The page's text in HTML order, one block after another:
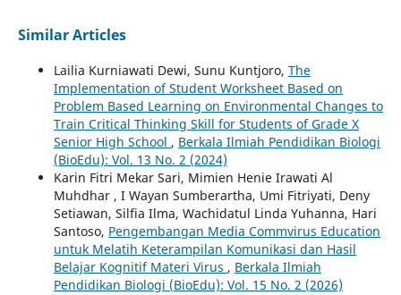
Similar Articles
Lailia Kurniawati Dewi, Sunu Kuntjoro, The
Implementation of Student Worksheet Based on
Problem Based Learning on Environmental Changes to
Train Critical Thinking Skill for Students of Grade X
Senior High School , Berkala Ilmiah Pendidikan Biologi
(BioEdu): Vol. 13 No. 2 (2024)
Karin Fitri Mekar Sari, Mimien Henie Irawati Al
Muhdhar , I Wayan Sumberartha, Umi Fitriyati, Deny
Setiawan, Silfia Ilma, Wachidatul Linda Yuhanna, Hari
Santoso, Pengembangan Media Commvirus Education
untuk Melatih Keterampilan Komunikasi dan Hasil
Belajar Kognitif Materi Virus , Berkala Ilmiah
Pendidikan Biologi (BioEdu): Vol. 15 No. 2 (2026)